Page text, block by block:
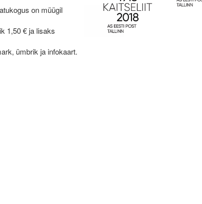
on müügil
1,50 € ja lisaks
ümbrik ja infokaart.